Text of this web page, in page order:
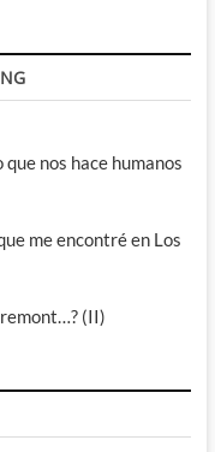
nos hace humanos
me encontré en Los
(II)